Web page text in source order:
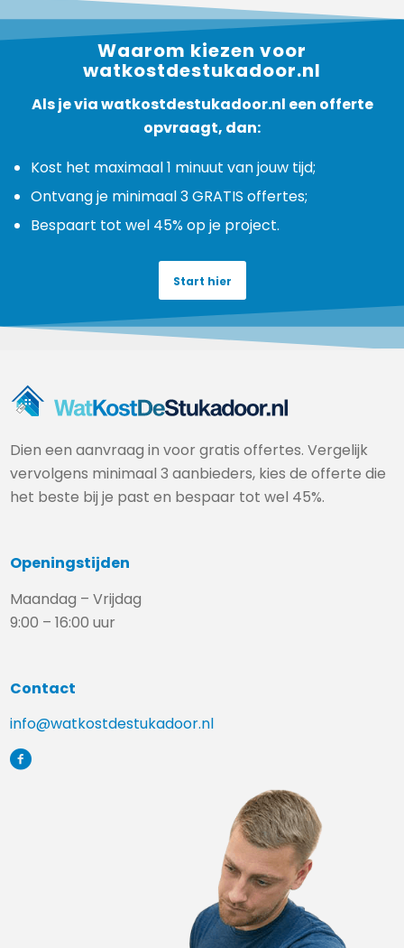
Waarom kiezen voor
watkostdestukadoor.nl
Als je via watkostdestukadoor.nl een offerte
opvraagt, dan:
Kost het maximaal 1 minuut van jouw tijd;
Ontvang je minimaal 3 GRATIS offertes;
Bespaart tot wel 45% op je project.
Start hier
Dien een aanvraag in voor gratis offertes. Vergelijk
vervolgens minimaal 3 aanbieders, kies de offerte die
het beste bij je past en bespaar tot wel 45%.
Openingstijden
Maandag – Vrijdag
9:00 – 16:00 uur
Contact
info@watkostdestukadoor.nl